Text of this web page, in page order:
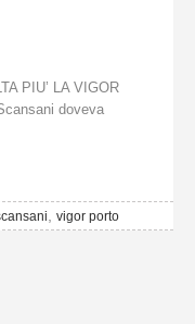
PIU’ LA VIGOR
doveva
vigor porto